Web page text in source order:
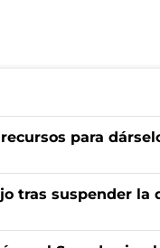
para
tras suspender la